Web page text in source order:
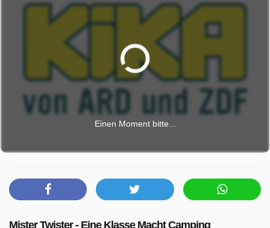
Einen Moment bitte...
Mister Twister - Eine Klasse Macht Camping